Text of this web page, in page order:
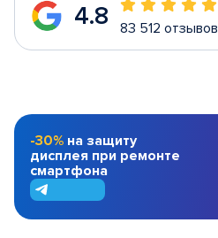
4.8 83 512 отзывов
-30% на защиту
дисплея при ремонте
смартфона